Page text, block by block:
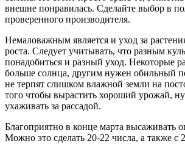
внешне понравилась. Сделайте выбор в
проверенного производителя.
Немаловажным является и уход за
роста. Следует учитывать, что разным
понадобиться и разный уход. Некоторые
больше солнца, другим нужен обильный
не терпят слишком влажной земли на
того чтобы вырастить хороший урожай,
ухаживать за рассадой.
Благоприятно в конце марта высаживать
Можно это сделать 20-22 числа, а также с